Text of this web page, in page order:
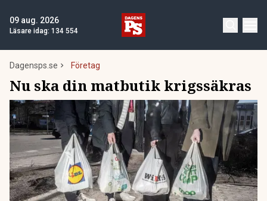
09 aug. 2026
Läsare idag: 134 554
Dagensps.se Företag
Nu ska din matbutik krigssäkras